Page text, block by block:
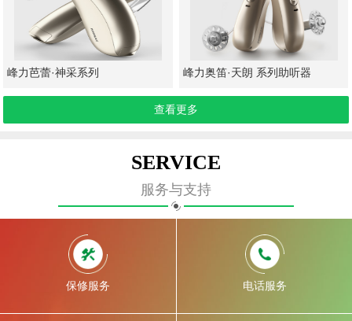
峰力芭蕾·神采系列 峰力奥笛·天朗 系列助听器
查看更多
SERVICE
服务与支持
保修服务 电话服务